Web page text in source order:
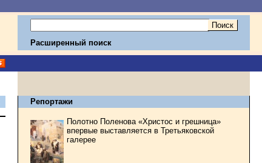
Расширенный поиск
Репортажи
Полотно Поленова «Христос и грешница»
впервые выставляется в Третьяковской
галерее